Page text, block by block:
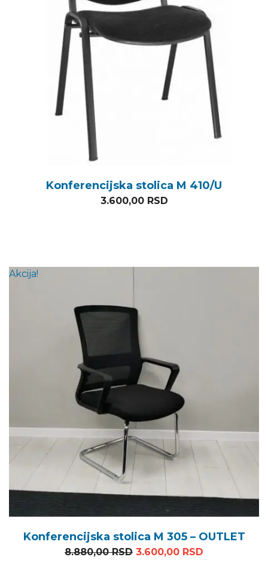
Konferencijska stolica M 410/U
3.600,00 RSD
Akcija!
Konferencijska stolica M 305 – OUTLET
8.880,00RSD Originalna cena je bila:
3.600,00 RSD